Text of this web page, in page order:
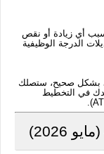
أي زيادة أو نقص
(تعديلات الدرجة الوظيفية
بشكل صحيح، ستصلك
في التخطيط